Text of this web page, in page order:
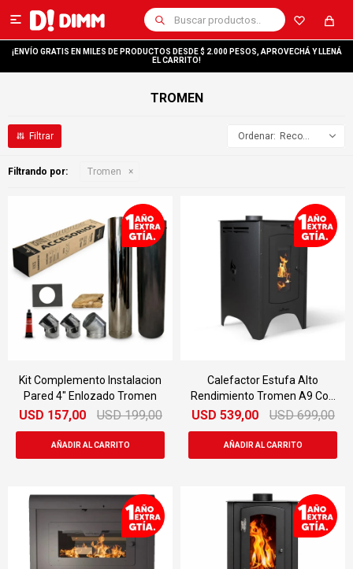

¡ENVÍO GRATIS EN MILES DE PRODUCTOS DESDE $ 2.000 PESOS, APROVECHÁ Y LLENÁ
EL CARRITO!
TROMEN
Recomendados
Filtrando por: Tromen
Kit Complemento Instalacion
Pared 4" Enlozado Tromen
USD 157,00 USD 199,00
Calefactor Estufa Alto
Rendimiento Tromen A9 Con
Kit
USD 539,00 USD 699,00